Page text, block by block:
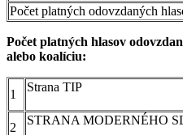
Počet platných odovzdaných
Počet platných hlasov
alebo koalíciu:
1
Strana TIP
2
STRANA